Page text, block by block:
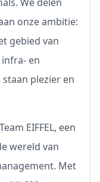
onze ambitie:
gebied van
en
plezier en
EIFFEL, een
wereld van
Met